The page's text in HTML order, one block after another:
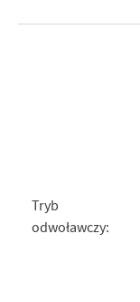
Tryb
odwoławczy: